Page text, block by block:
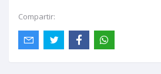
Compartir: